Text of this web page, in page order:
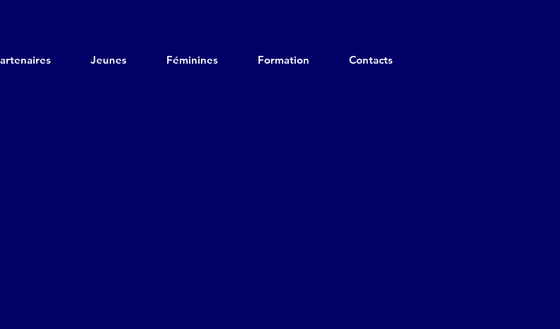
Jeunes Féminines Formation Contacts